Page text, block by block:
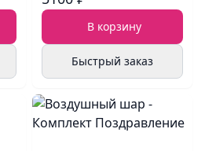
В корзину
Быстрый заказ